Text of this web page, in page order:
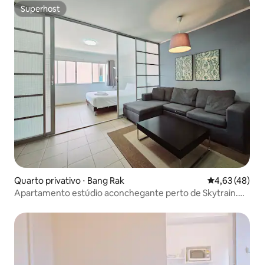
Superhost
Superhost
Quarto privativo ⋅ Bang Rak 4,63 de uma
4,63 (48)
Apartamento estúdio aconchegante perto de Skytrain.